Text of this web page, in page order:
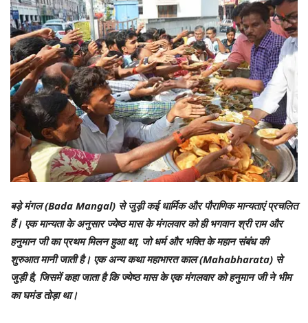
बड़े मंगल (Bada Mangal) से जुड़ी कई धार्मिक और पौराणिक मान्यताएं प्रचलित
हैं। एक मान्यता के अनुसार ज्येष्ठ मास के मंगलवार को ही भगवान श्री राम और
हनुमान जी का प्रथम मिलन हुआ था, जो धर्म और भक्ति के महान संबंध की
शुरुआत मानी जाती है। एक अन्य कथा महाभारत काल (Mahabharata) से
जुड़ी है, जिसमें कहा जाता है कि ज्येष्ठ मास के एक मंगलवार को हनुमान जी ने भीम
का घमंड तोड़ा था।